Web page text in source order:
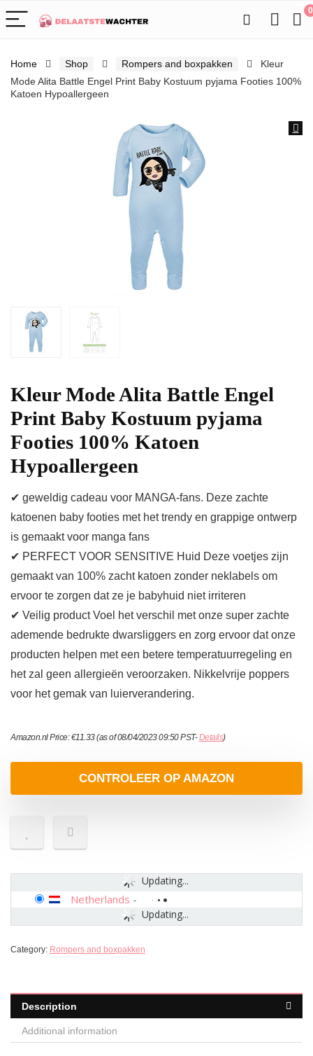
0
Home Shop Rompers and boxpakken
Kleur
Mode Alita Battle Engel Print Baby Kostuum pyjama Footies 100%
Katoen Hypoallergeen
Kleur Mode Alita Battle Engel
Print Baby Kostuum pyjama
Footies 100% Katoen
Hypoallergeen
✔ geweldig cadeau voor MANGA-fans. Deze zachte
katoenen baby footies met het trendy en grappige ontwerp
is gemaakt voor manga fans
✔ PERFECT VOOR SENSITIVE Huid Deze voetjes zijn
gemaakt van 100% zacht katoen zonder neklabels om
ervoor te zorgen dat ze je babyhuid niet irriteren
✔ Veilig product Voel het verschil met onze super zachte
ademende bedrukte dwarsliggers en zorg ervoor dat onze
producten helpen met een betere temperatuurregeling en
het zal geen allergieën veroorzaken. Nikkelvrije poppers
voor het gemak van luierverandering.
Amazon.nl Price:€11.33(as of 08/04/2023 09:50 PST-Details)
CONTROLEER OP AMAZON
Updating...
Updating...
Netherlands -
Category: Rompers and boxpakken
Description
Additional information